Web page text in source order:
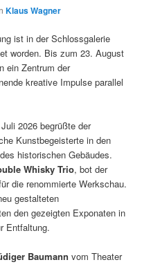
Klaus Wagner
ist in der Schlossgalerie
worden. Bis zum 23. August
ein Zentrum der
kreative Impulse parallel
2026 begrüßte der
Kunstbegeisterte in den
historischen Gebäudes.
Whisky Trio, bot der
die renommierte Werkschau.
gestalteten
den gezeigten Exponaten in
Entfaltung.
Baumann vom Theater